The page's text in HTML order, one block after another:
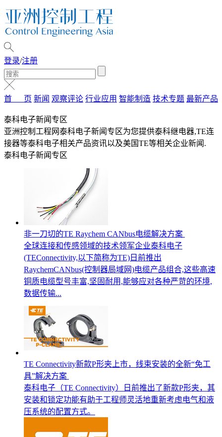
登录/注册
首 页 新闻 观察评论 行业应用 智能制造 技术专题 最新产品
泰科电子新闻专区
亚洲控制工程网泰科电子新闻专区为您提供泰科继电器,TE连
接器等泰科电子相关产品资讯以及美国TE等相关企业新闻.
泰科电子新闻专区
非一刀切的TE Raychem CANbus电缆解决方案
全球连接和传感领域的技术领军企业泰科电子
(TEConnectivity,以下简称为TE)日前推出
RaychemCANbus(控制器局域网)电缆产品组合,这些高速
铜质电缆型号丰富,坚固耐用,能够应对各种严苛的环境,
数据传输...
TE Connectivity新款P形夹上市，线束安装的全新“免工
具”解决方案
泰科电子（TE Connectivity）日前推出了新款P形夹，其
安装和锁定功能有助于工程师灵活地重新考虑电气和液
压系统的配置方式。